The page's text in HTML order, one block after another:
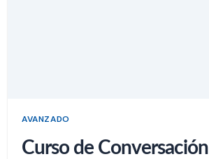
AVANZADO
Curso de Conversación